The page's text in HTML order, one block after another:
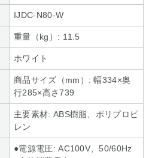
IJDC-N80-W
重量（kg）: 11.5
ホワイト
商品サイズ（mm）: 幅334×奥
行285×高さ739
主要素材: ABS樹脂、ポリプロピ
レン
●電源電圧: AC100V、50/60Hz